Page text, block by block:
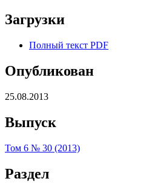
Загрузки
Полный текст PDF
Опубликован
25.08.2013
Выпуск
Том 6 № 30 (2013)
Раздел